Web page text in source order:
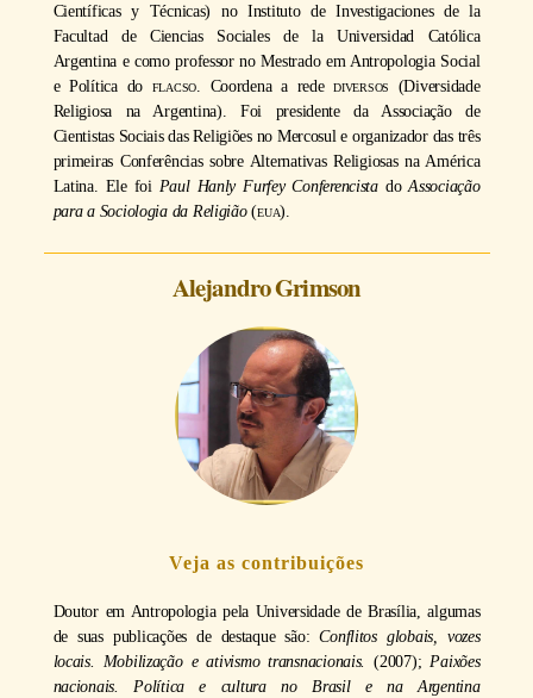
Científicas y Técnicas) no Instituto de Investigaciones de la
Facultad de Ciencias Sociales de la Universidad Católica
Argentina e como professor no Mestrado em Antropologia Social
e Política do flacso . Coordena a redediversos (Diversidade
Religiosa na Argentina). Foi presidente da Associação de
Cientistas Sociais das Religiões no Mercosul e organizador das três
primeiras Conferências sobre Alternativas Religiosas na América
Latina. Ele foi Paul Hanly Furfey ConferencistadoAssociação
para a Sociologia da Religião(eua).
Alejandro Grimson
Veja as contribuições
Doutor em Antropologia pela Universidade de Brasília, algumas
de suas publicações de destaque são:Conflitos globais, vozes
locais. Mobilização e ativismo transnacionais.
(2007); Paixões
nacionais. Política e cultura no Brasil e na Argentina